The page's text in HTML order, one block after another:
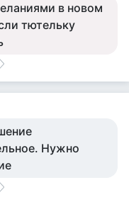
в новом
тютельку
Нужно